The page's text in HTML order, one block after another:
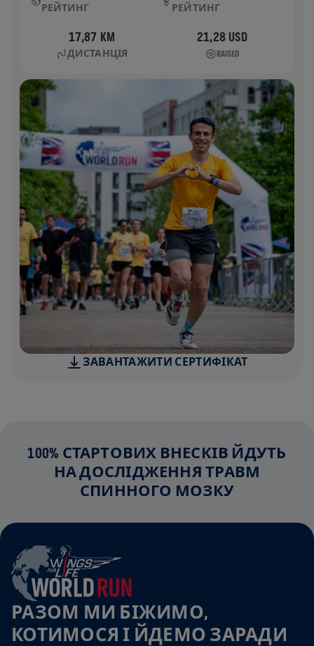
РЕЙТИНГ
РЕЙТИНГ
17,87 KM
ДИСТАНЦІЯ
21,28 USD
RAISED
ЗАВАНТАЖИТИ СЕРТИФІКАТ
100% СТАРТОВИХ ВНЕСКІВ ЙДУТЬ
НА ДОСЛІДЖЕННЯ ТРАВМ
СПИННОГО МОЗКУ
РАЗОМ МИ БІЖИМО,
КОТИМОСЯ І ЙДЕМО ЗАРАДИ